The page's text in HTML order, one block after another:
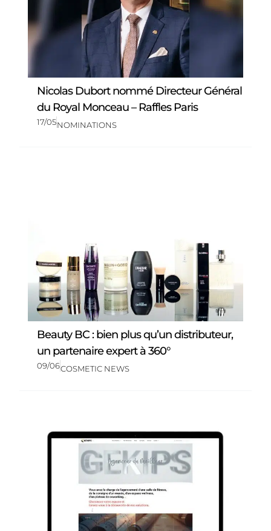
Nicolas Dubort nommé Directeur Général
du Royal Monceau – Raffles Paris
17/05NOMINATIONS
Beauty BC : bien plus qu’un distributeur,
un partenaire expert à 360°
09/06COSMETIC NEWS